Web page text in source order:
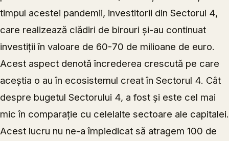
timpul acestei pandemii, investitorii din Sectorul 4,
care realizează clădiri de birouri și-au continuat
investiții în valoare de 60-70 de milioane de euro.
Acest aspect denotă încrederea crescută pe care
aceștia o au în ecosistemul creat în Sectorul 4. Cât
despre bugetul Sectorului 4, a fost și este cel mai
mic în comparație cu celelalte sectoare ale capitalei.
Acest lucru nu ne-a împiedicat să atragem 100 de